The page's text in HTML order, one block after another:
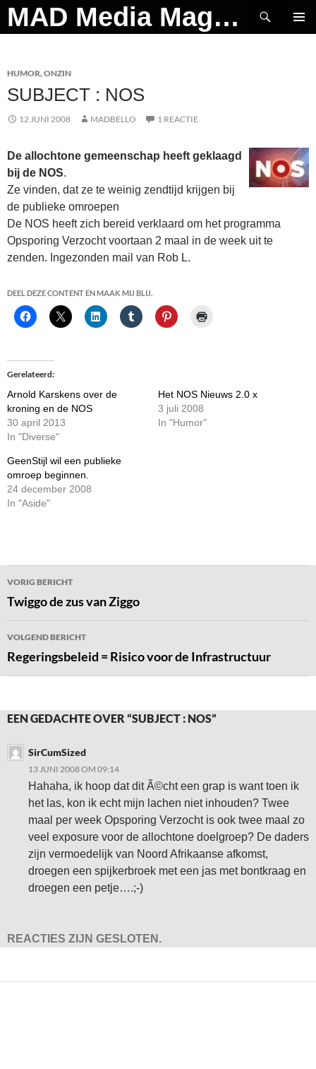
Ga
naar
MAD Media Magazine
Zoeken
HUMOR,ONZIN
SUBJECT : NOS
12 JUNI 2008 MADBELLO 1 REACTIE
De allochtone gemeenschap heeft geklaagd
bij de NOS.
Ze vinden, dat ze te weinig zendtijd krijgen bij
de publieke omroepen
De NOS heeft zich bereid verklaard om het programma
Opsporing Verzocht voortaan 2 maal in de week uit te
zenden. Ingezonden mail van Rob L.
DEEL DEZE CONTENT EN MAAK MIJ BLIJ.
Gerelateerd
Arnold Karskens over de
kroning en de NOS
30 april 2013
In "Diverse"
Het NOS Nieuws 2.0 x
3 juli 2008
In "Humor"
GeenStijl wil een publieke
omroep beginnen.
24 december 2008
In "Aside"
Bericht
navigatie
VORIG BERICHT
Twiggo de zus van Ziggo
VOLGEND BERICHT
Regeringsbeleid = Risico voor de Infrastructuur
EEN GEDACHTE OVER “SUBJECT : NOS”
SirCumSized
13 JUNI 2008 OM 09:14
Hahaha, ik hoop dat dit Ã©cht een grap is want toen ik
het las, kon ik echt mijn lachen niet inhouden? Twee
maal per week Opsporing Verzocht is ook twee maal zo
veel exposure voor de allochtone doelgroep? De daders
zijn vermoedelijk van Noord Afrikaanse afkomst,
droegen een spijkerbroek met een jas met bontkraag en
droegen een petje….;-)
REACTIES ZIJN GESLOTEN.